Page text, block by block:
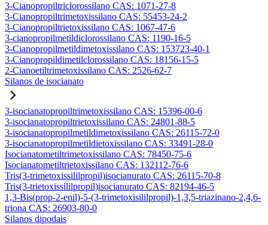
3-Cianopropiltriclorossilano CAS: 1071-27-8
3-Cianopropiltrimetoxissilano CAS: 55453-24-2
3-Cianopropiltrietoxissilano CAS: 1067-47-6
3-cianopropilmetildiclorossilano CAS: 1190-16-5
3-Cianopropilmetildimetoxissilano CAS: 153723-40-1
3-Cianopropildimetilclorossilano CAS: 18156-15-5
2-Cianoetiltrimetoxissilano CAS: 2526-62-7
Silanos de isocianato
3-isocianatopropiltrimetoxissilano CAS: 15396-00-6
3-isocianatopropiltrietoxissilano CAS: 24801-88-5
3-isocianatopropilmetildimetoxissilano CAS: 26115-72-0
3-isocianatopropilmetildietoxissilano CAS: 33491-28-0
Isocianatometiltrimetoxissilano CAS: 78450-75-6
Isocianatometiltrietoxissilano CAS: 132112-76-6
Tris(3-trimetoxissililpropil)isocianurato CAS: 26115-70-8
Tris(3-trietoxissililpropil)isocianurato CAS: 82194-46-5
1,3-Bis(prop-2-enil)-5-(3-trimetoxisililpropil)-1,3,5-triazinano-2,4,6-
triona CAS: 26903-80-0
Silanos dipodais